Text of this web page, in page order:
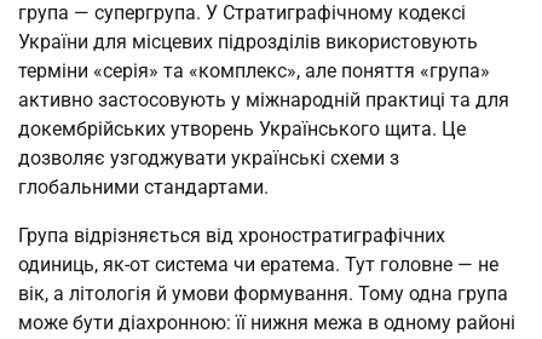
група — супергрупа. У Стратиграфічному кодексі
України для місцевих підрозділів використовують
терміни «серія» та «комплекс», але поняття «група»
активно застосовують у міжнародній практиці та для
докембрійських утворень Українського щита. Це
дозволяє узгоджувати українські схеми з
глобальними стандартами.
Група відрізняється від хроностратиграфічних
одиниць, як-от система чи ератема. Тут головне — не
вік, а літологія й умови формування. Тому одна група
може бути діахронною: її нижня межа в одному районі